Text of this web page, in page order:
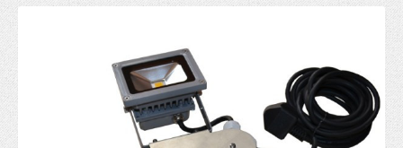
Sur mesure (1)
Bannière pourtour toit (5)
Demi mur imprimé (3)